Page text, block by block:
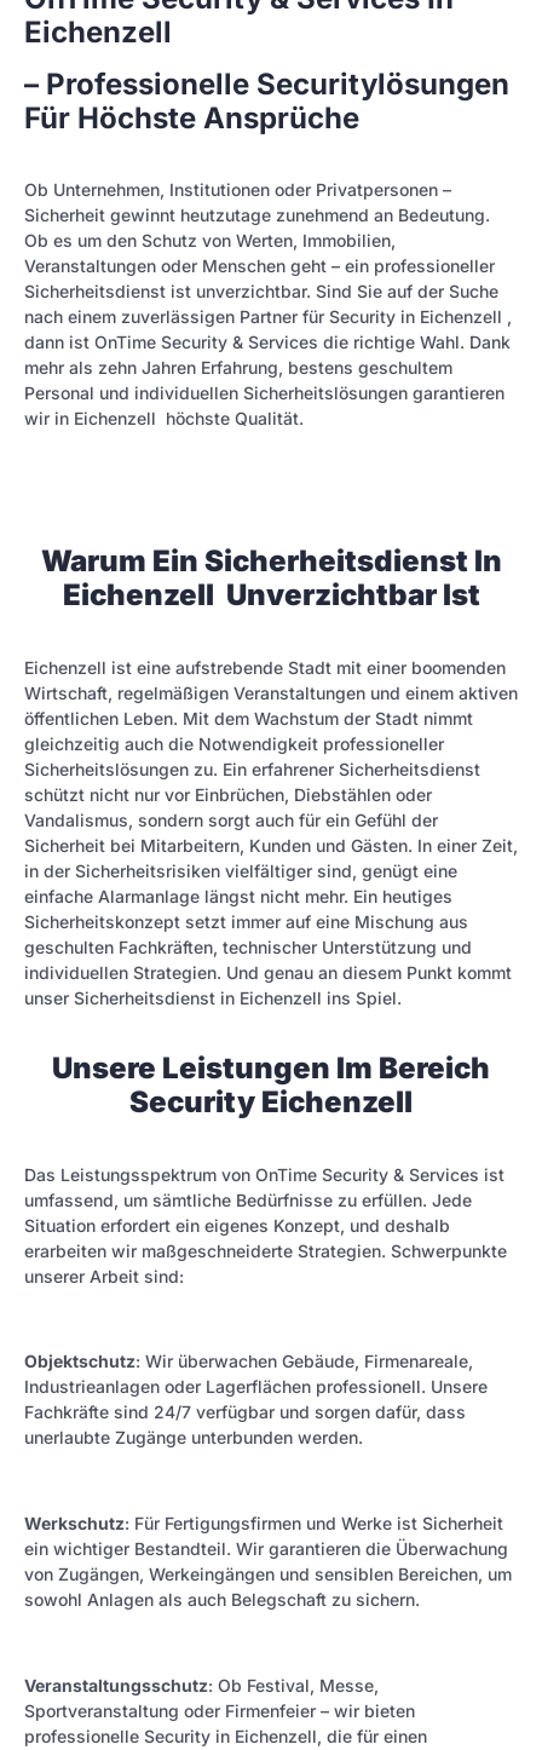
Eichenzell
– Professionelle Securitylösungen
Für Höchste Ansprüche
Ob Unternehmen, Institutionen oder Privatpersonen –
Sicherheit gewinnt heutzutage zunehmend an Bedeutung.
Ob es um den Schutz von Werten, Immobilien,
Veranstaltungen oder Menschen geht – ein professioneller
Sicherheitsdienst ist unverzichtbar. Sind Sie auf der Suche
nach einem zuverlässigen Partner für Security in Eichenzell ,
dann ist OnTime Security & Services die richtige Wahl. Dank
mehr als zehn Jahren Erfahrung, bestens geschultem
Personal und individuellen Sicherheitslösungen garantieren
wir in Eichenzell höchste Qualität.
Warum Ein Sicherheitsdienst In
Eichenzell Unverzichtbar Ist
Eichenzell ist eine aufstrebende Stadt mit einer boomen­den
Wirtschaft, regelmäßigen Veranstaltungen und einem aktiven
öffentlichen Leben. Mit dem Wachstum der Stadt nimmt
gleichzeitig auch die Notwendigkeit professioneller
Sicherheitslösungen zu. Ein erfahrener Sicherheitsdienst
schützt nicht nur vor Einbrüchen, Diebstählen oder
Vandalismus, sondern sorgt auch für ein Gefühl der
Sicherheit bei Mitarbeitern, Kunden und Gästen. In einer Zeit,
in der Sicherheitsrisiken vielfältiger sind, genügt eine
einfache Alarmanlage längst nicht mehr. Ein heutiges
Sicherheitskonzept setzt immer auf eine Mischung aus
geschulten Fachkräften, technischer Unterstützung und
individuellen Strategien. Und genau an diesem Punkt kommt
unser Sicherheitsdienst in Eichenzell ins Spiel.
Unsere Leistungen Im Bereich
Security Eichenzell
Das Leistungsspektrum von OnTime Security & Services ist
umfassend, um sämtliche Bedürfnisse zu erfüllen. Jede
Situation erfordert ein eigenes Konzept, und deshalb
erarbeiten wir maßgeschneiderte Strategien. Schwerpunkte
unserer Arbeit sind:
Objektschutz: Wir überwachen Gebäude, Firmenareale,
Industrieanlagen oder Lagerflächen professionell. Unsere
Fachkräfte sind 24/7 verfügbar und sorgen dafür, dass
unerlaubte Zugänge unterbunden werden.
Werkschutz: Für Fertigungsfirmen und Werke ist Sicherheit
ein wichtiger Bestandteil. Wir garantieren die Überwachung
von Zugängen, Werkeingängen und sensiblen Bereichen, um
sowohl Anlagen als auch Belegschaft zu sichern.
Veranstaltungsschutz: Ob Festival, Messe,
Sportveranstaltung oder Firmenfeier – wir bieten
professionelle Security in Eichenzell, die für einen